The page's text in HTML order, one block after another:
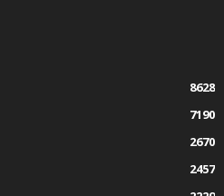
8628
7190
2670
2457